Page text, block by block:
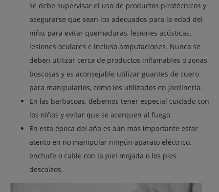
se debe supervisar el uso de productos pirotécnicos y
asegurarse que sean los adecuados para la edad del
niño, para evitar quemaduras, lesiones acústicas,
lesiones oculares e incluso amputaciones. Nunca se
deben utilizar cerca de productos inflamables o zonas
boscosas y es aconsejable utilizar guantes de cuero
para manipularlos, como los utilizados en jardinería.
En las barbacoas, debemos tener especial cuidado con
los niños y evitar que se acerquen al fuego.
En esta época del año es aún más importante estar
atento en no manipular ningún aparato eléctrico,
enchufe o cable con la piel mojada o los pies
descalzos.